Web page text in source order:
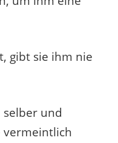
gibt sie ihm nie
selber und
vermeintlich